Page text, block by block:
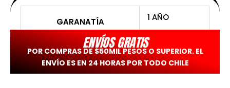
GARANATÍA 1 AÑO
ENVÍOS GRATIS
POR COMPRAS DE $50MIL PESOS O SUPERIOR. EL
ENVÍO ES EN 24 HORAS POR TODO CHILE